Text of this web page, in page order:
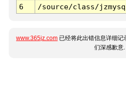
6
/source/class/
www.365jz.com 已经将此出错信息详细
们深感歉意.